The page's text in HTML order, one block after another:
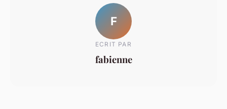
F
ECRIT PAR
fabienne